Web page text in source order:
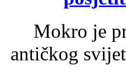
Mokro je
antičkog